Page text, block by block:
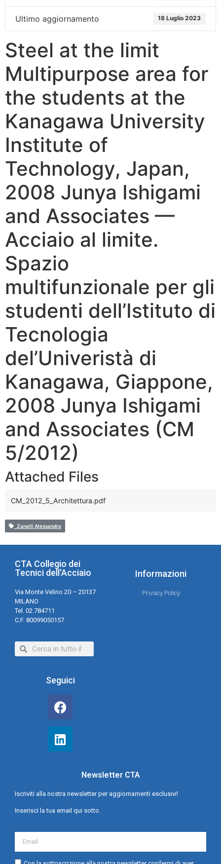
Ultimo aggiornamento 18 Luglio 2023
Steel at the limit
Multipurpose area for
the students at the
Kanagawa University
Institute of
Technology, Japan,
2008 Junya Ishigami
and Associates —
Acciaio al limite.
Spazio
multifunzionale per gli
studenti dell’Istituto di
Tecnologia
del’Univeristà di
Kanagawa, Giappone,
2008 Junya Ishigami
and Associates (CM
5/2012)
Attached Files
CM_2012_5_Architettura.pdf
Zanelli Alessandra
CTA Collegio dei
Tecnici dell'Acciaio
Via Monte Velino 20 – 20137
MILANO
Tel. 02.784711
C.F. 80099050157
Informazioni
Privacy Policy
Seguici
Newsletter CTA
Iscriviti alla nostra newsletter per aggiornamenti esclusivi!
Inserisci la tua email qui sotto.